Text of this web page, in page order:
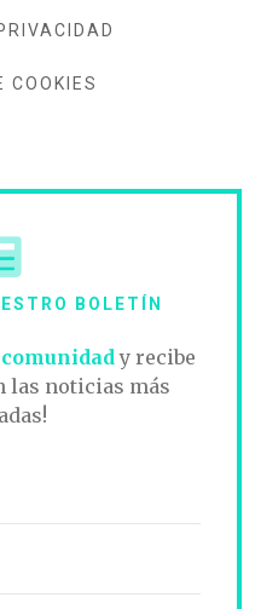
COOKIES
BOLETÍN
y recibe
las noticias más